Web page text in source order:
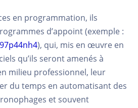
en programmation, ils
d’appoint (exemple :
), qui, mis en œuvre en
qu’ils seront amenés à
milieu professionnel, leur
du temps en automatisant des
et souvent